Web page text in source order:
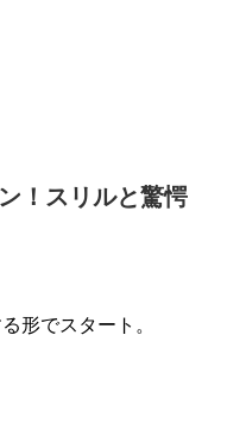
！スリルと驚愕
形でスタート。